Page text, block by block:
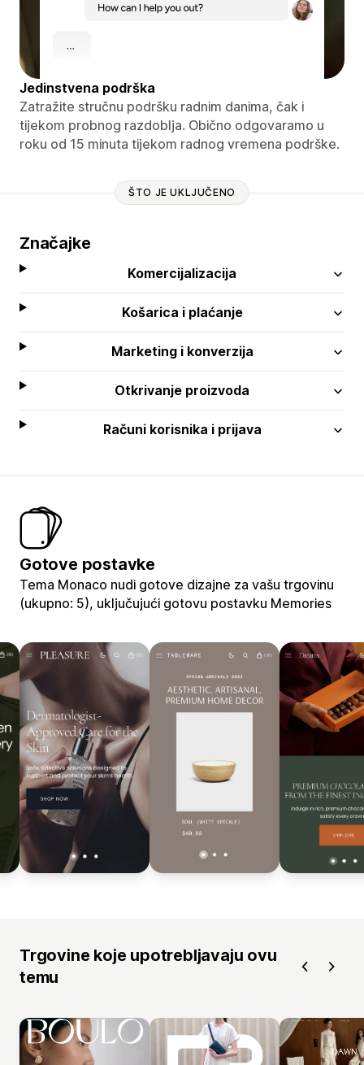
Jedinstvena podrška
Zatražite stručnu podršku radnim danima, čak i
tijekom probnog razdoblja. Obično odgovaramo u
roku od 15 minuta tijekom radnog vremena podrške.
ŠTO JE UKLJUČENO
Značajke
Komercijalizacija
Košarica i plaćanje
Marketing i konverzija
Otkrivanje proizvoda
Računi korisnika i prijava
Gotove postavke
Tema Monaco nudi gotove dizajne za vašu trgovinu
(ukupno: 5), uključujući gotovu postavku Memories
Trgovine koje upotrebljavaju ovu
temu